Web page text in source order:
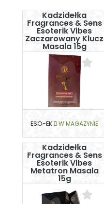
Kadzidełka
Fragrances & Sens
Esoterik Vibes
Zaczarowany Klucz
Masala 15g
ESO-EK W MAGAZYNIE
Kadzidełka
Fragrances & Sens
Esoterik Vibes
Metatron Masala
15g